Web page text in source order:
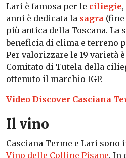
Lari è famosa per le ciliegie
anni è dedicata la sagra
più antica della Toscana. La
beneficia di clima e terreno
Per valorizzare le 19 varietà
Comitato di Tutela della
ottenuto il marchio IGP.
Video Discover Casciana
Il vino
Casciana Terme e Lari sono
Vino delle Colline Pisane. In